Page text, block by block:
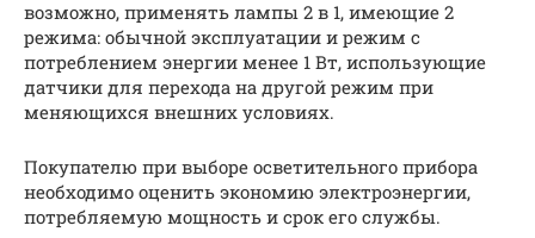
возможно, применять лампы 2 в 1, имеющие 2
режима: обычной эксплуатации и режим с
потреблением энергии менее 1 Вт, использующие
датчики для перехода на другой режим при
меняющихся внешних условиях.
Покупателю при выборе осветительного прибора
необходимо оценить экономию электроэнергии,
потребляемую мощность и срок его службы.